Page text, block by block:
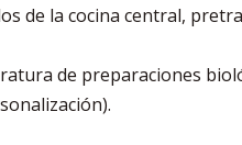
de la cocina central,
de preparaciones